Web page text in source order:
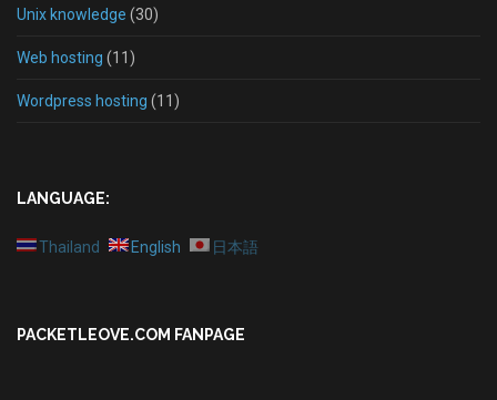
Unix knowledge (30)
Web hosting (11)
Wordpress hosting (11)
LANGUAGE:
Thailand English 日本語
PACKETLEOVE.COM FANPAGE